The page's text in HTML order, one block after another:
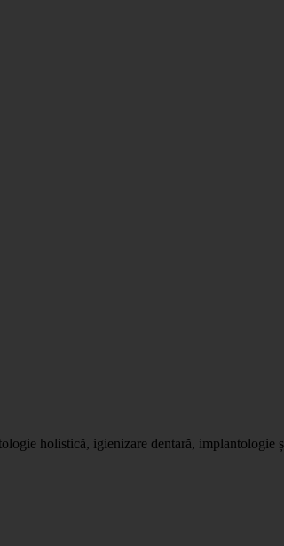
holistică, igienizare dentară, implantologie